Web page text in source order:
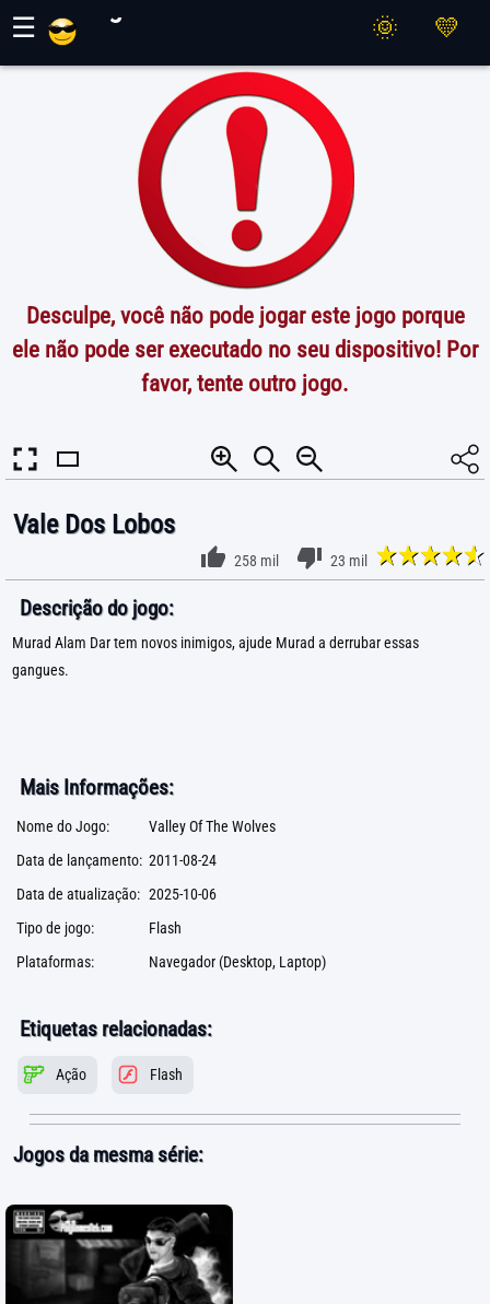
☰
Desculpe, você não pode jogar este jogo porque
ele não pode ser executado no seu dispositivo! Por
favor, tente outro jogo.
Vale Dos Lobos
258 mil 23 mil
Descrição do jogo:
Murad Alam Dar tem novos inimigos, ajude Murad a derrubar essas
gangues.
Mais Informações:
Nome do Jogo:
Valley Of The Wolves
Data de lançamento: 2011-08-24
Data de atualização: 2025-10-06
Tipo de jogo:
Flash
Plataformas:
Navegador (Desktop, Laptop)
Etiquetas relacionadas:
Ação Flash
Jogos da mesma série: